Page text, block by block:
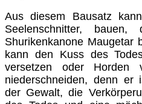
Aus diesem Bausatz
Seelenschnitter,
Shurikenkanone Maugetar
kann den Kuss des
versetzen oder Horden
niederschneiden, denn er
der Gewalt, die